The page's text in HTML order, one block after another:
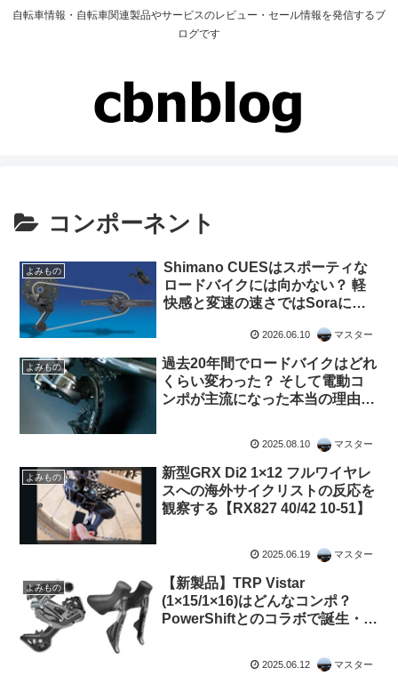
自転車情報・自転車関連製品やサービスのレビュー・セール情報を発信するブ
ログです
コンポーネント
よみもの
Shimano CUESはスポーティな
ロードバイクには向かない？ 軽
快感と変速の速さではSoraにも
2026.06.10 マスター
よみもの
過去20年間でロードバイクはどれ
くらい変わった？ そして電動コ
ンポが主流になった本当の理由と
2025.08.10 マスター
よみもの
新型GRX Di2 1×12 フルワイヤレ
スへの海外サイクリストの反応を
観察する【RX827 40/42 10-51】
2025.06.19 マスター
よみもの
【新製品】TRP Vistar
(1×15/1×16)はどんなコンポ？
PowerShiftとのコラボで誕生・最
2025.06.12 マスター